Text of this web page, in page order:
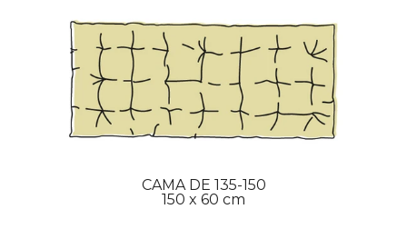
CAMA DE 135-150
150 x 60 cm